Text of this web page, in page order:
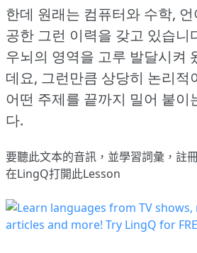
한데 원래는 컴퓨터와 수학,
공한 그런 이력을 갖고 있습니
우뇌의 영역을 고루 발달시켜
데요, 그런만큼 상당히 논리적
어떤 주제를 끝까지 밀어 붙이
다.
要聽此文本的音訊，並學習詞彙， 註
在LingQ打開此Lesson